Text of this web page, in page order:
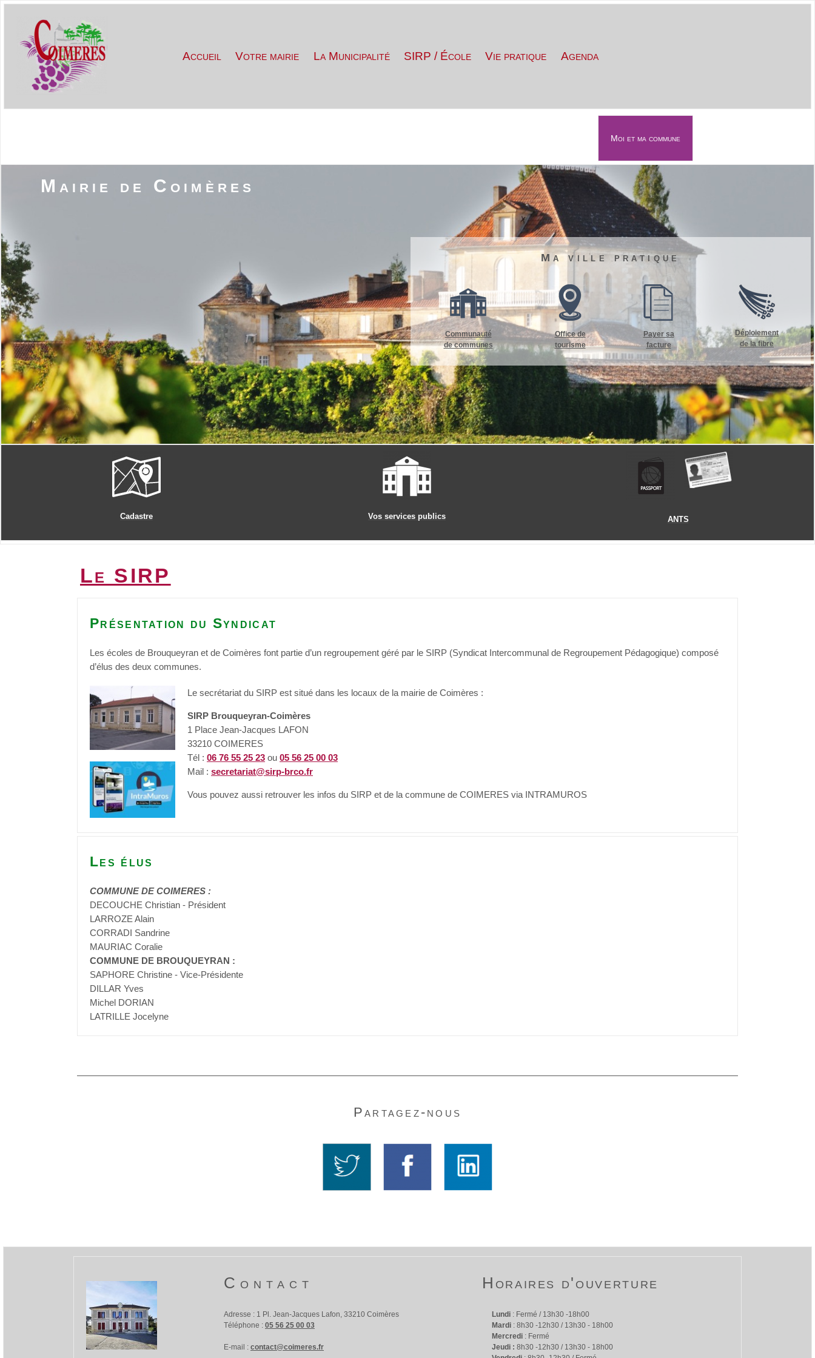
Accueil Votre mairie La Municipalité SIRP / École Vie pratique Agenda
Moi et ma commune
évènements
Contact
Mairie de Coimères
Ma ville pratique
Communauté
de communes
Office de
tourisme
Payer sa
facture
Déploiement
de la fibre
Cadastre Vos services publics ANTS
Le SIRP
Présentation du Syndicat
Les écoles de Brouqueyran et de Coimères font partie d’un regroupement géré par le SIRP (Syndicat Intercommunal de Regroupement Pédagogique) composé
d’élus des deux communes.
Le secrétariat du SIRP est situé dans les locaux de la mairie de Coimères :
SIRP Brouqueyran-Coimères
1 Place Jean-Jacques LAFON
33210 COIMERES
Tél : 06 76 55 25 23 ou 05 56 25 00 03
Mail : secretariat@sirp-brco.fr
Vous pouvez aussi retrouver les infos du SIRP et de la commune de COIMERES via INTRAMUROS
Les élus
COMMUNE DE COIMERES :
DECOUCHE Christian - Président
LARROZE Alain
CORRADI Sandrine
MAURIAC Coralie
COMMUNE DE BROUQUEYRAN :
SAPHORE Christine - Vice-Présidente
DILLAR Yves
Michel DORIAN
LATRILLE Jocelyne
Partagez-nous
Contact Horaires d'ouverture
Adresse : 1 Pl. Jean-Jacques Lafon, 33210 Coimères
Téléphone : 05 56 25 00 03
E-mail : contact@coimeres.fr
Lundi : Fermé / 13h30 -18h00
Mardi : 8h30 -12h30 / 13h30 - 18h00
Mercredi : Fermé
Jeudi : 8h30 -12h30 / 13h30 - 18h00